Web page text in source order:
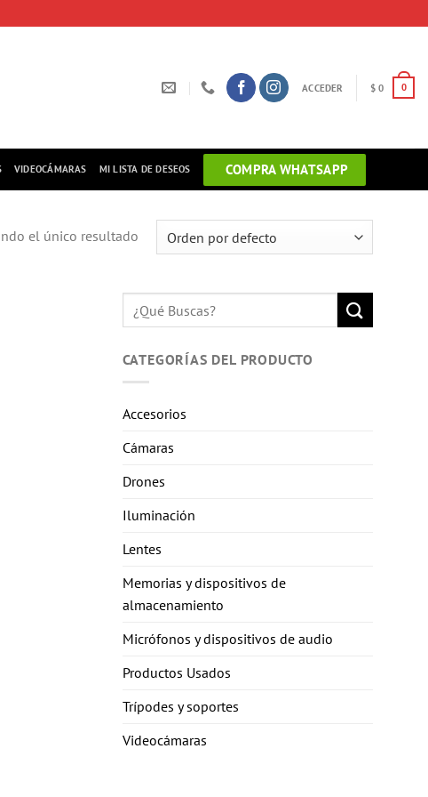
ACCEDER $0 0
VIDEOCÁMARAS MI LISTA DE DESEOS COMPRA WHATSAPP
el único resultado
Buscar
por:
CATEGORÍAS DEL PRODUCTO
Accesorios
Cámaras
Drones
Iluminación
Lentes
Memorias y dispositivos de
almacenamiento
Micrófonos y dispositivos de audio
Productos Usados
Trípodes y soportes
Videocámaras